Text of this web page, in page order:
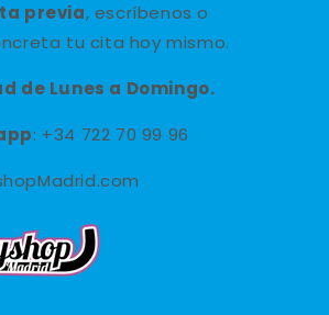
previa, escríbenos o
tu cita hoy mismo.
de Lunes a Domingo.
: +34 722 70 99 96